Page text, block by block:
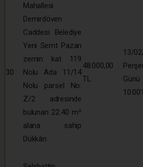
30
Mahallesi
Demirdöven
Caddesi Belediye
Yeni Semt Pazarı
zemin kat 119
Nolu Ada 11/14
Nolu parsel No:
Z/2 adresinde
bulunan 22.40 m²
alana sahip
Dükkân
48.000,00
TL
13/